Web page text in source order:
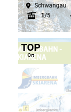
Schwangau
1/5
TOP
Ort